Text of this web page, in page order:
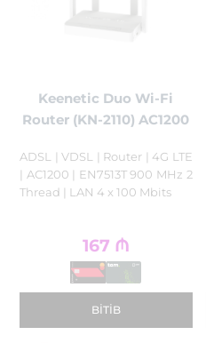
Keenetic Duo Wi-Fi
Router (KN-2110) AC1200
ADSL | VDSL | Router | 4G LTE
| AC1200 | EN7513T 900 MHz 2
Thread | LAN 4 x 100 Mbits
167 ₼
BITIB